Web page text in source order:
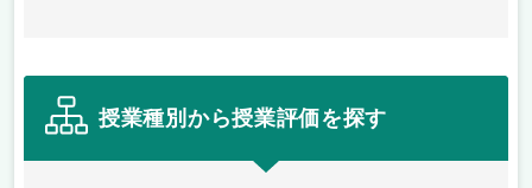
授業種別から授業評価を探す